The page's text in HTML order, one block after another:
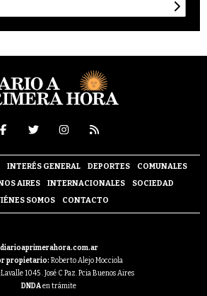
INTERÉS GENERAL DEPORTES
COMUNALES
AIRES
INTERNACIONALES
SOCIEDAD
SOMOS
CONTACTO
diarioaprimerahora.com.ar
propietario: Roberto Alejo Mocciola
:Lavalle 1045 . José C Paz. Pcia Buenos Aires
DNDAen trámite